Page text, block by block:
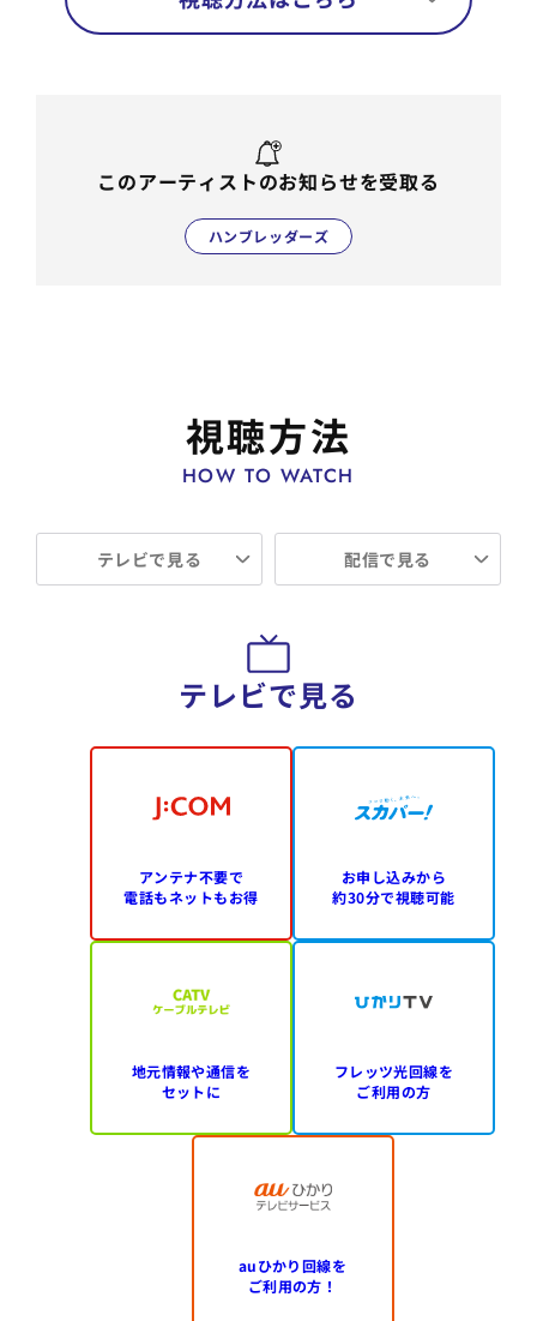
このアーティストのお知らせを受取る
ハンブレッダーズ
視聴方法
HOW TO WATCH
テレビで見る 配信で見る
テレビで見る
アンテナ不要で
電話もネットもお得
お申し込みから
約30分で視聴可能
地元情報や通信を
セットに
フレッツ光回線を
ご利用の方
auひかり回線を
ご利用の方！